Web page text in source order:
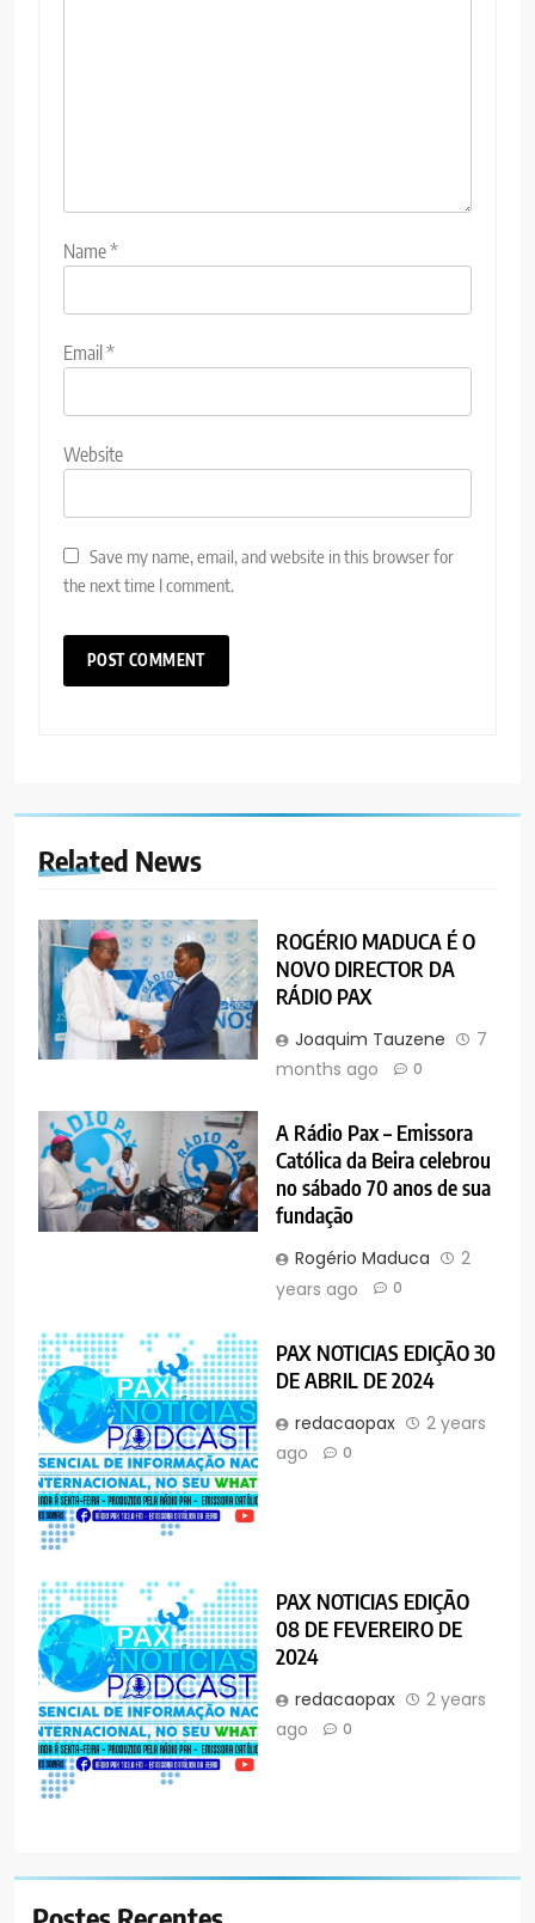
Name*
Email*
Website
Save my name, email, and website in this browser for
the next time I comment.
Related News
ROGÉRIO MADUCA É O
NOVO DIRECTOR DA
RÁDIO PAX
Joaquim Tauzene
7
months ago
0
A Rádio Pax – Emissora
Católica da Beira celebrou
no sábado 70 anos de sua
fundação
Rogério Maduca
2
years ago
0
PAX NOTICIAS EDIÇÃO 30
DE ABRIL DE 2024
redacaopax
2 years
ago
0
PAX NOTICIAS EDIÇÃO
08 DE FEVEREIRO DE
2024
redacaopax
2 years
ago
0